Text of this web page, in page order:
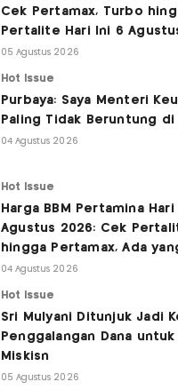
Cek Pertamax, Turbo
Pertalite Hari Ini 6
05 Agustus 2026
Hot Issue
Purbaya: Saya Menteri
Paling Tidak Beruntung di
04 Agustus 2026
Hot Issue
Harga BBM Pertamina
Agustus 2026: Cek
hingga Pertamax, Ada
04 Agustus 2026
Hot Issue
Sri Mulyani Ditunjuk Jadi
Penggalangan Dana
Miskisn
05 Agustus 2026